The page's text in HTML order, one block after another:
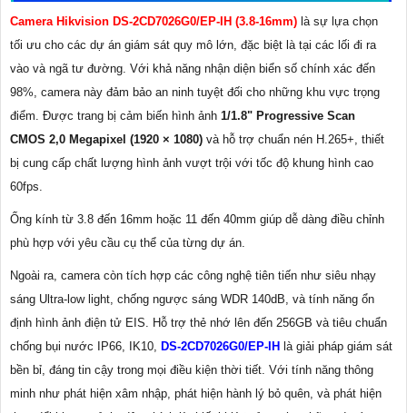
Camera Hikvision DS-2CD7026G0/EP-IH (3.8-16mm) là sự lựa chọn
tối ưu cho các dự án giám sát quy mô lớn, đặc biệt là tại các lối đi ra
vào và ngã tư đường. Với khả năng nhận diện biển số chính xác đến
98%, camera này đảm bảo an ninh tuyệt đối cho những khu vực trọng
điểm. Được trang bị cảm biến hình ảnh 1/1.8" Progressive Scan
CMOS 2,0 Megapixel (1920 × 1080) và hỗ trợ chuẩn nén H.265+, thiết
bị cung cấp chất lượng hình ảnh vượt trội với tốc độ khung hình cao
60fps.
Ống kính từ 3.8 đến 16mm hoặc 11 đến 40mm giúp dễ dàng điều chỉnh
phù hợp với yêu cầu cụ thể của từng dự án.
Ngoài ra, camera còn tích hợp các công nghệ tiên tiến như siêu nhạy
sáng Ultra-low light, chống ngược sáng WDR 140dB, và tính năng ổn
định hình ảnh điện tử EIS. Hỗ trợ thẻ nhớ lên đến 256GB và tiêu chuẩn
chống bụi nước IP66, IK10, DS-2CD7026G0/EP-IH là giải pháp giám sát
bền bỉ, đáng tin cậy trong mọi điều kiện thời tiết. Với tính năng thông
minh như phát hiện xâm nhập, phát hiện hành lý bỏ quên, và phát hiện